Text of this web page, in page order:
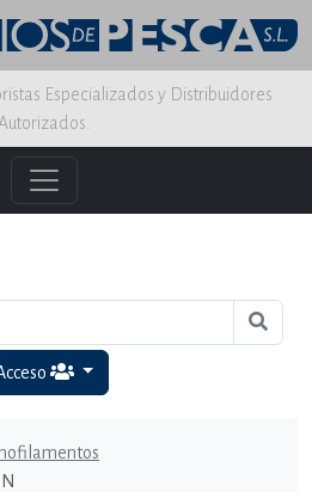
Especializados y Distribuidores
Autorizados.